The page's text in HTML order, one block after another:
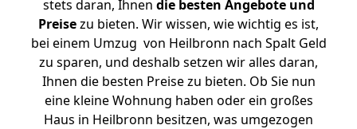
stets daran, Ihnen die besten Angebote und
Preisezu bieten. Wir wissen, wie wichtig es ist,
bei einem Umzug von Heilbronn nach Spalt Geld
zu sparen, und deshalb setzen wir alles daran,
Ihnen die besten Preise zu bieten. Ob Sie nun
eine kleine Wohnung haben oder ein großes
Haus in Heilbronn besitzen, was umgezogen